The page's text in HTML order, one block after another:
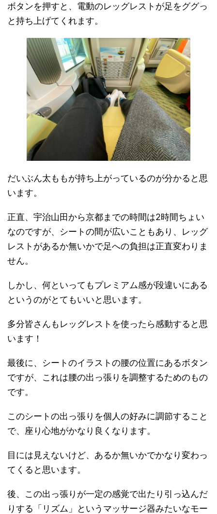
ボタンを押すと、電動のレッグレストが足をググっ
と持ち上げてくれます。
だいぶん太ももが持ち上がっているのが分かると思
います。
正直、宇治山田から京都までの時間は2時間ちょい
なのですが、シートの間が広いこともあり、レッグ
レストがあるか無いかで足への負担は正直変わりま
せん。
しかし、何といってもプレミアム感が段違いにある
というのがとてもいいと思います。
多分皆さんもレッグレストを使ったら感動すると思
います！
最後に、シートのイラストの腰の位置にあるボタン
ですが、これは腰の出っ張りを調整するためのもの
です。
このシートの出っ張りを個人の好みに調節すること
で、座り心地がかなり良くなります。
目には見えないけど、あるか無いかでかなり変わっ
てくると思います。
後、この出っ張りが一定の感覚で出たり引っ込んだ
りする「リズム」というマッサージ器みたいなモー